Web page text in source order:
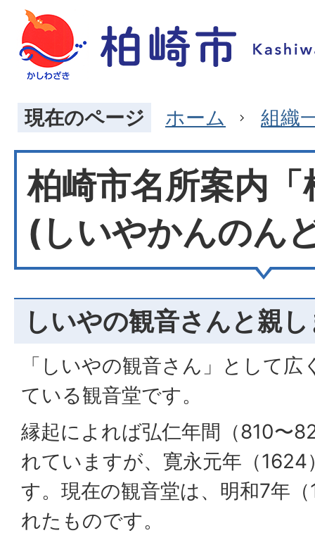
現在のページ ホーム 組織
柏崎市名所案内「
(しいやかんのん
しいやの観音さんと親
「しいやの観音さん」として
ている観音堂です。
縁起によれば弘仁年間（810〜
れていますが、寛永元年（
す。現在の観音堂は、明和7年
れたものです。